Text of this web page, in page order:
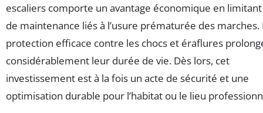
escaliers comporte un avantage économique en
de maintenance liés à l’usure prématurée des marches.
protection efficace contre les chocs et éraflures
considérablement leur durée de vie. Dès lors, cet
investissement est à la fois un acte de sécurité et une
optimisation durable pour l’habitat ou le lieu